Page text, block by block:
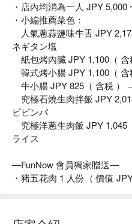
・店內均消為一人 JPY 5,000
・小編推薦菜色：
人氣蔥蒜鹽味牛舌 JPY
ネギタン塩
紙包烤內臟 JPY 1,100（
韓式烤小腸 JPY 1,100（
牛小腸 JPY 825（ 含税 ）
究極石燒生肉拌飯 JPY
ピビンパ
究極洋蔥生肉飯 JPY
ライス
—FunNow 會員獨家贈送—
・豬五花肉 1 人份（ 價值 JPY